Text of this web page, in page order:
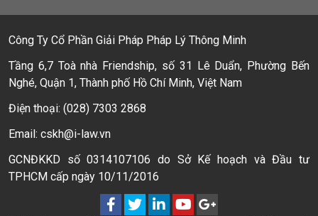
Công Ty Cổ Phần Giải Pháp Pháp Lý Thông Minh
Tầng 6,7 Toà nhà Friendship, số 31 Lê Duẩn, Phường Bến
Nghé, Quận 1, Thành phố Hồ Chí Minh, Việt Nam
Điện thoại: (028) 7303 2868
Email: cskh@i-law.vn
GCNĐKKD số 0314107106 do Sở Kế hoạch và Đầu tư
TPHCM cấp ngày 10/11/2016